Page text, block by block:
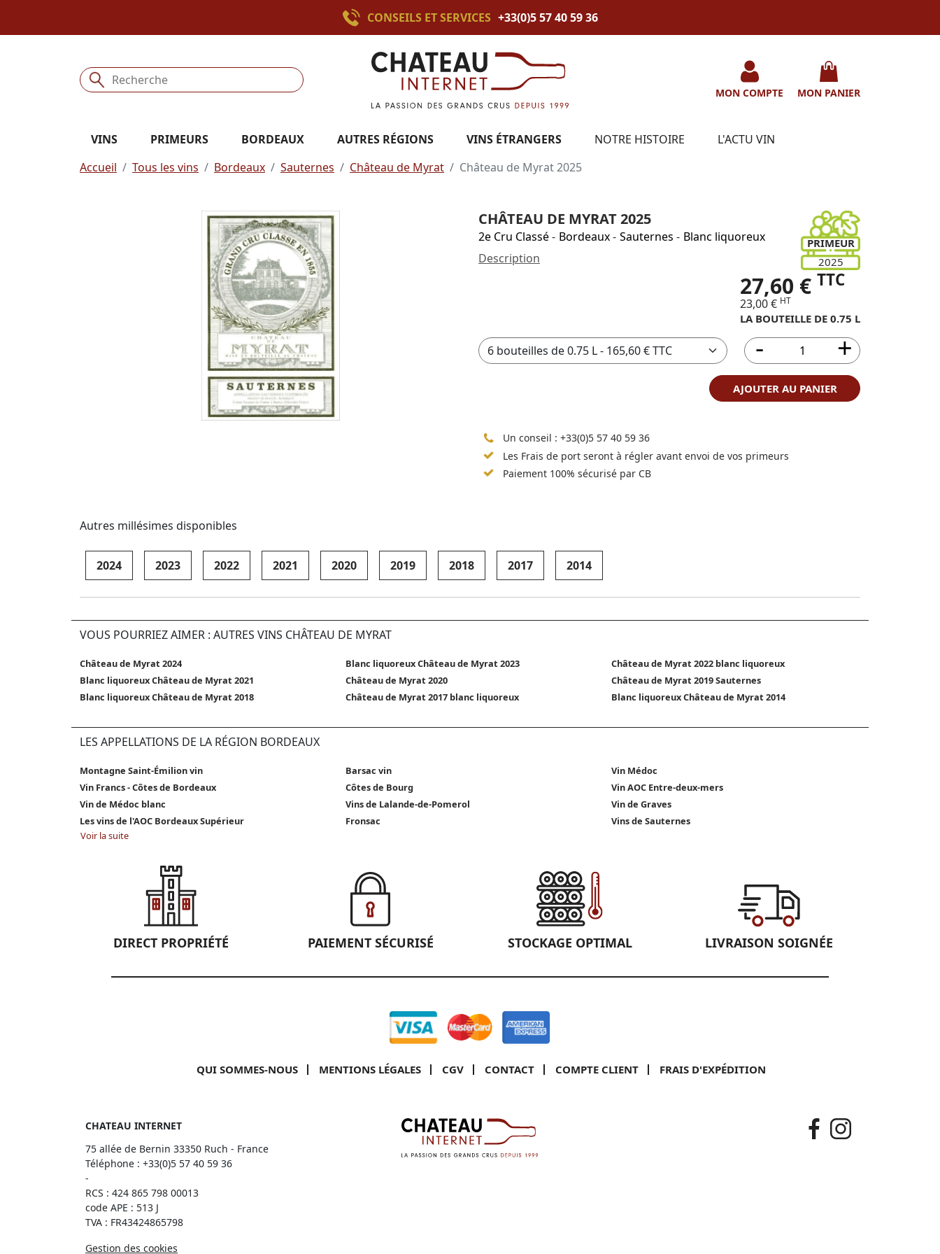
CONSEILS ET SERVICES +33(0)5 57 40 59 36
MON COMPTE MON PANIER
VINS PRIMEURS BORDEAUX AUTRES RÉGIONS VINS ÉTRANGERS NOTRE HISTOIRE
L'ACTU VIN
Accueil
Tous les vins Bordeaux Sauternes Château de Myrat Château de Myrat 2025
CHÂTEAU DE MYRAT 2025
2e Cru Classé- Bordeaux- Sauternes - Blanc liquoreux
PRIMEUR
2025
Description
27,60 € TTC
23,00 € HT
LA BOUTEILLE DE 0.75 L
AJOUTER AU PANIER
Un conseil : +33(0)5 57 40 59 36
Les Frais de port seront à régler avant envoi de vos primeurs
Paiement 100% sécurisé par CB
Autres millésimes disponibles
2024 2023 2022 2021 2020 2019 2018 2017 2014
VOUS POURRIEZ AIMER : AUTRES VINS CHÂTEAU DE MYRAT
Château de Myrat 2024 Blanc liquoreux Château de Myrat 2023
Château de Myrat 2022 blanc liquoreux
Blanc liquoreux Château de Myrat 2021
Château de Myrat 2020
Château de Myrat 2019 Sauternes
Blanc liquoreux Château de Myrat 2018
Château de Myrat 2017 blanc liquoreux Blanc liquoreux Château de Myrat 2014
LES APPELLATIONS DE LA RÉGION BORDEAUX
Montagne Saint-Émilion vin Barsac vin
Vin Médoc
Vin Francs - Côtes de Bordeaux
Côtes de Bourg
Vin AOC Entre-deux-mers
Vin de Médoc blanc
Vins de Lalande-de-Pomerol
Vin de Graves
Les vins de l'AOC Bordeaux Supérieur
Fronsac
Vins de Sauternes
Voir la suite
DIRECT PROPRIÉTÉ PAIEMENT SÉCURISÉ STOCKAGE OPTIMAL LIVRAISON SOIGNÉE
QUI SOMMES-NOUS MENTIONS LÉGALES CGV CONTACT COMPTE CLIENT FRAIS D'EXPÉDITION
CHATEAU INTERNET
75 allée de Bernin 33350 Ruch - France
Téléphone : +33(0)5 57 40 59 36
-
RCS : 424 865 798 00013
code APE : 513 J
TVA : FR43424865798
Gestion des cookies